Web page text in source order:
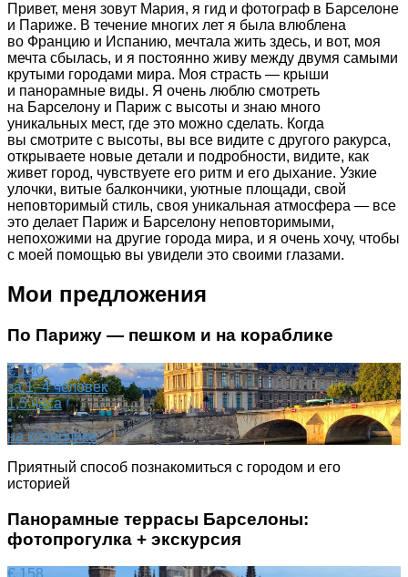
Привет, меня зовут Мария, я гид и фотограф в Барселоне
и Париже. В течение многих лет я была влюблена
во Францию и Испанию, мечтала жить здесь, и вот, моя
мечта сбылась, и я постоянно живу между двумя самыми
крутыми городами мира. Моя страсть — крыши
и панорамные виды. Я очень люблю смотреть
на Барселону и Париж с высоты и знаю много
уникальных мест, где это можно сделать. Когда
вы смотрите с высоты, вы все видите с другого ракурса,
открываете новые детали и подробности, видите, как
живет город, чувствуете его ритм и его дыхание. Узкие
улочки, витые балкончики, уютные площади, свой
неповторимый стиль, своя уникальная атмосфера — все
это делает Париж и Барселону неповторимыми,
непохожими на другие города мира, и я очень хочу, чтобы
с моей помощью вы увидели это своими глазами.
Мои предложения
По Парижу — пешком и на кораблике
€ 190
за 1–4 человек
1,5 часа
•
на кораблике
Приятный способ познакомиться с городом и его
историей
Панорамные террасы Барселоны:
фотопрогулка + экскурсия